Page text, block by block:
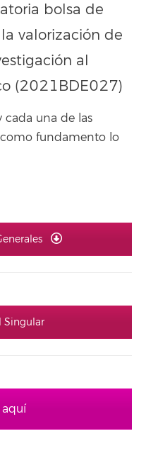
bolsa de
valorización de
al
(2021BDE027)
cada una de las
fundamento lo
Singular
aquí